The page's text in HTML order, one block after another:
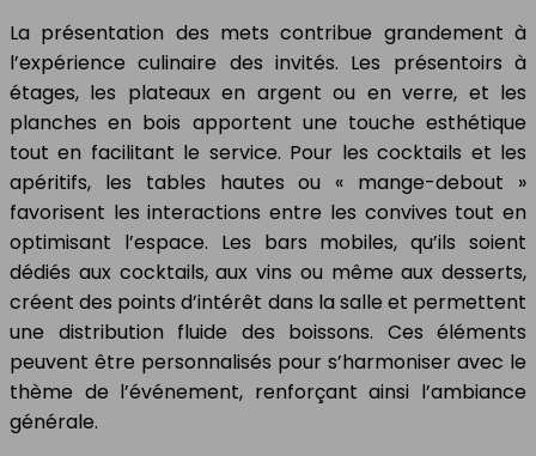
La présentation des mets contribue grandement à
l’expérience culinaire des invités. Les présentoirs à
étages, les plateaux en argent ou en verre, et les
planches en bois apportent une touche esthétique
tout en facilitant le service. Pour les cocktails et les
apéritifs, les tables hautes ou « mange-debout »
favorisent les interactions entre les convives tout en
optimisant l’espace. Les bars mobiles, qu’ils soient
dédiés aux cocktails, aux vins ou même aux desserts,
créent des points d’intérêt dans la salle et permettent
une distribution fluide des boissons. Ces éléments
peuvent être personnalisés pour s’harmoniser avec le
thème de l’événement, renforçant ainsi l’ambiance
générale.